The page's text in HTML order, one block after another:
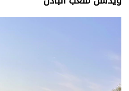
الترفيه